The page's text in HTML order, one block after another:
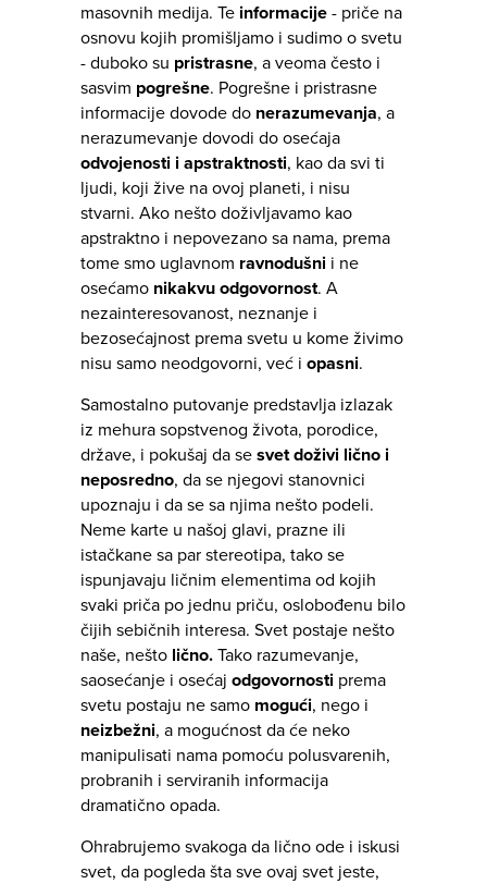
masovnih medija. Te informacije - priče na
osnovu kojih promišljamo i sudimo o svetu
- duboko su pristrasne, a veoma često i
sasvim pogrešne. Pogrešne i pristrasne
informacije dovode do nerazumevanja, a
nerazumevanje dovodi do osećaja
odvojenosti i apstraktnosti, kao da svi ti
ljudi, koji žive na ovoj planeti, i nisu
stvarni. Ako nešto doživljavamo kao
apstraktno i nepovezano sa nama, prema
tome smo uglavnom ravnodušni i ne
osećamo nikakvu odgovornost. A
nezainteresovanost, neznanje i
bezosećajnost prema svetu u kome živimo
nisu samo neodgovorni, već i opasni.
Samostalno putovanje predstavlja izlazak
iz mehura sopstvenog života, porodice,
države, i pokušaj da se svet doživi lično i
neposredno, da se njegovi stanovnici
upoznaju i da se sa njima nešto podeli.
Neme karte u našoj glavi, prazne ili
istačkane sa par stereotipa, tako se
ispunjavaju ličnim elementima od kojih
svaki priča po jednu priču, oslobođenu bilo
čijih sebičnih interesa. Svet postaje nešto
naše, nešto lično. Tako razumevanje,
saosećanje i osećaj odgovornosti prema
svetu postaju ne samo mogući, nego i
neizbežni, a mogućnost da će neko
manipulisati nama pomoću polusvarenih,
probranih i serviranih informacija
dramatično opada.
Ohrabrujemo svakoga da lično ode i iskusi
svet, da pogleda šta sve ovaj svet jeste,